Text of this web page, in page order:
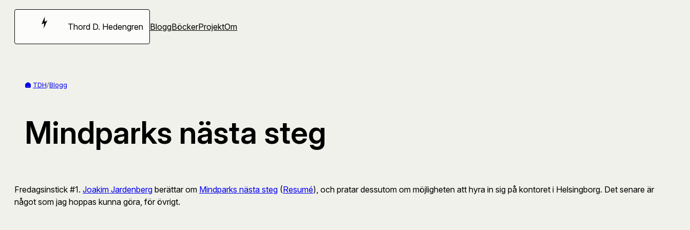
Hoppa
Thord D. Hedengren BloggBöckerProjektOm
TDH/Blogg
Mindparks nästa steg
Fredagsinstick #1. Joakim Jardenberg berättar om Mindparks nästa steg (Resumé), och pratar dessutom om möjligheten att hyra in sig på kontoret i Helsingborg. Det senare är
något som jag hoppas kunna göra, för övrigt.